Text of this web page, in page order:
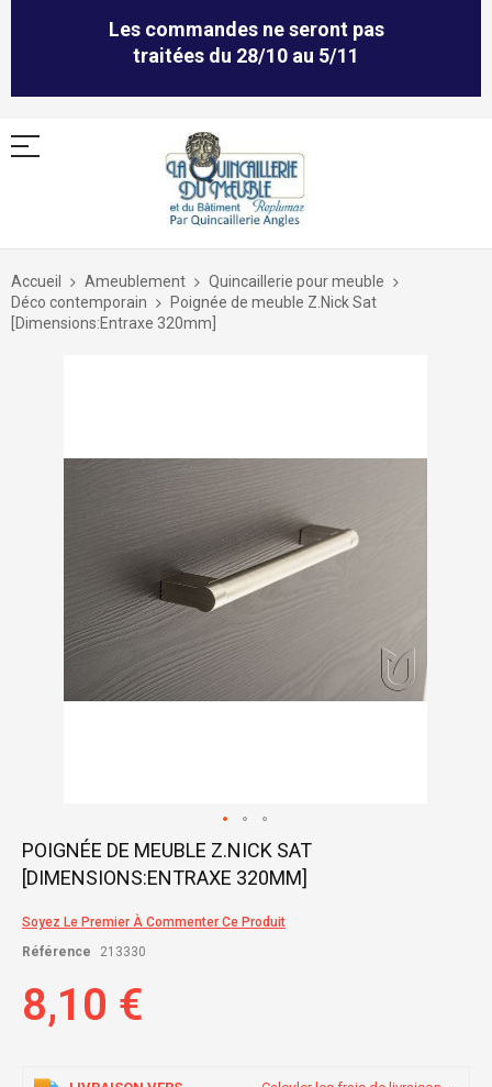
Les commandes ne seront pas
traitées du 28/10 au 5/11
Allez
contenu
Accueil Ameublement
Quincaillerie pour meuble
Déco contemporain
Poignée de meuble Z.Nick Sat
[Dimensions:Entraxe 320mm]
Skip
the
of
images
POIGNÉE DE MEUBLE Z.NICK SAT
[DIMENSIONS:ENTRAXE 320MM]
Soyez Le Premier À Commenter Ce Produit
Référence
213330
8,10 €